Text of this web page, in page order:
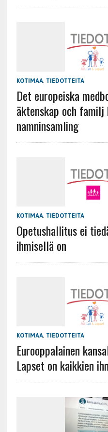
KOTIMAA, TIEDOTTEITA
Det europeiska
äktenskap och
namninsamling
KOTIMAA, TIEDOTTEITA
Opetushallitus ei
ihmisellä on
KOTIMAA, TIEDOTTEITA
Eurooppalainen
Lapset on kaikkien